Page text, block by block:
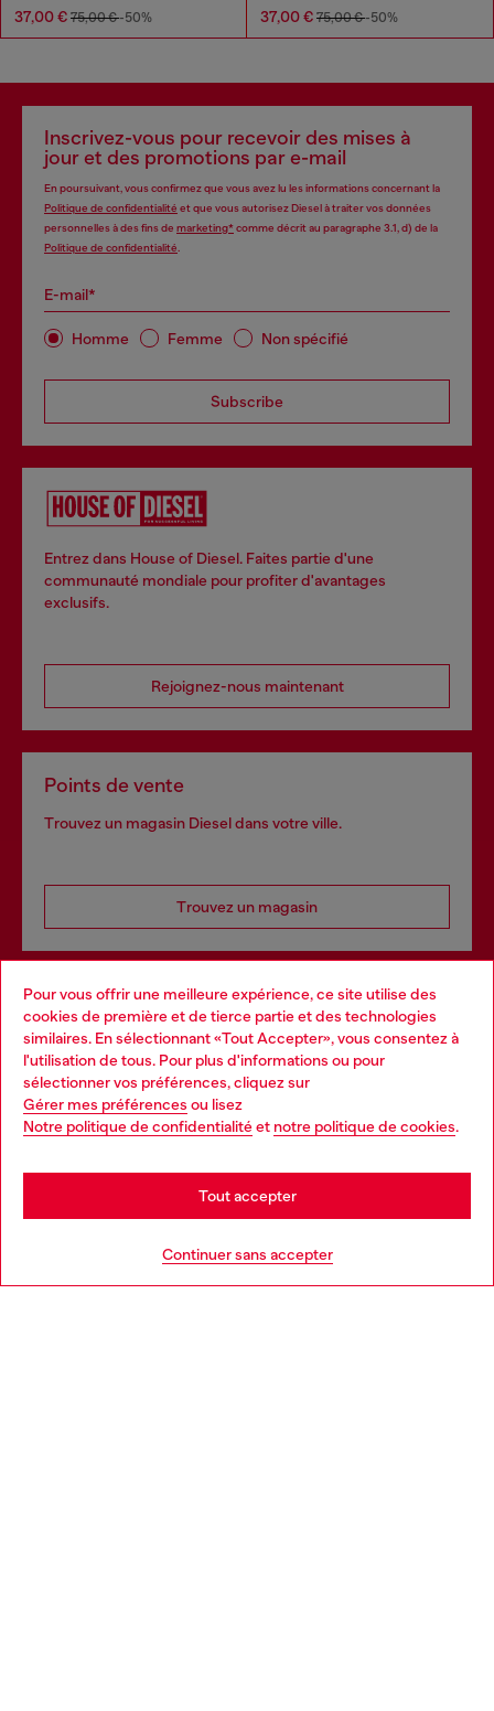
Pour vous offrir une meilleure expérience, ce site utilise des
cookies de première et de tierce partie et des technologies
similaires. En sélectionnant «Tout Accepter», vous consentez à
l'utilisation de tous. Pour plus d'informations ou pour
sélectionner vos préférences, cliquez sur
Gérer mes préférences ou lisez
Notre politique de confidentialitéet notre politique de cookies.
Continuer sans accepter
Tout accepter
37,00 € 75,00 €-50% 37,00 € 75,00 €-50%
Inscrivez-vous pour recevoir des mises à
jour et des promotions par e-mail
En poursuivant, vous confirmez que vous avez lu les informations concernant la
Politique de confidentialité et que vous autorisez Diesel à traiter vos données
personnelles à des fins de marketing*comme décrit au paragraphe 3.1, d) de la
Politique de confidentialité
E-mail*
Homme Femme Non spécifié
Subscribe
Entrez dans House of Diesel. Faites partie d'une
communauté mondiale pour profiter d'avantages
exclusifs.
Rejoignez-nous maintenant
Points de vente
Trouvez un magasin Diesel dans votre ville.
Trouvez un magasin
Services omnicanaux
Découvrez tous nos services, en ligne et en magasin.
En savoir plus
Choose your location
You are currently browsing France website, but it seems you
may be based in United States